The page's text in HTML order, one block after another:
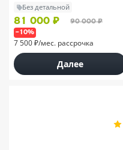
Без детальной
81 000 ₽ 90 000 ₽
–10%
7 500 ₽/мес. рассрочка
Далее